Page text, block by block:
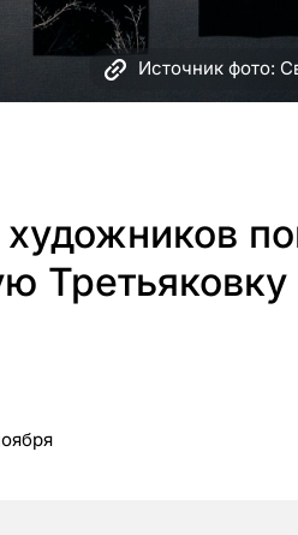
Источник фото:
Третьяковку